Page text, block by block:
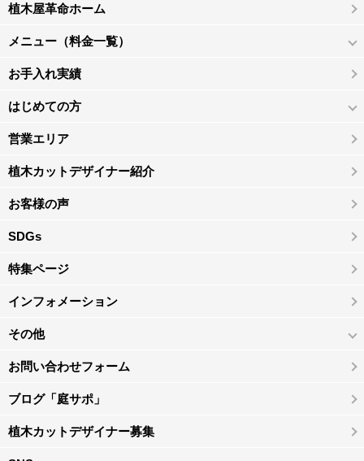
植木屋革命ホーム
メニュー（料金一覧）
お手入れ実績
はじめての方
営業エリア
植木カットデザイナー紹介
お客様の声
SDGs
特集ページ
インフォメーション
その他
お問い合わせフォーム
ブログ「庭サポ」
植木カットデザイナー募集